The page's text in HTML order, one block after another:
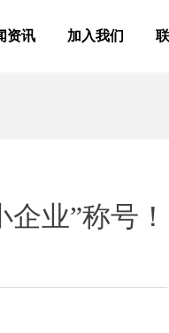
资讯 加入我们
业”称号！